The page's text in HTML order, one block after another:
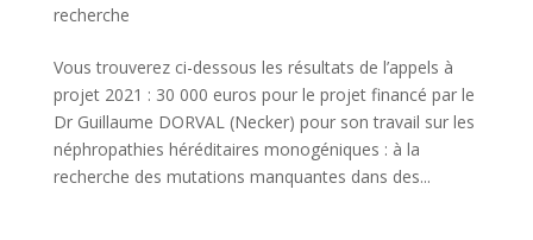
recherche
Vous trouverez ci-dessous les résultats de l’appels à
projet 2021 : 30 000 euros pour le projet financé par le
Dr Guillaume DORVAL (Necker) pour son travail sur les
néphropathies héréditaires monogéniques : à la
recherche des mutations manquantes dans des...